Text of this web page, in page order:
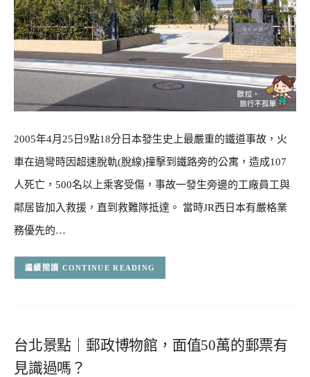
2005年4月25日9點18分日本發生史上最嚴重的鐵道事故，火
車在過彎時因超速脫軌(脫線)撞擊到鐵路旁的公寓，造成107
人死亡，500名以上乘客受傷，事故一發生旁邊的工廠員工與
鄰居皆加入救援，直到救難隊抵達。 當時JR西日本有嚴格業
務優先的…
CONTINUE READING
台北景點｜郵政博物館，面值50萬的郵票有
見識過嗎？